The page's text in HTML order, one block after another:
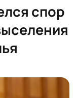
спор